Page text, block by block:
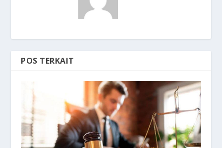
POS TERKAIT